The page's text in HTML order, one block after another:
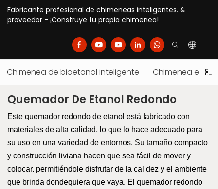
Fabricante profesional de chimeneas inteligentes. &
proveedor - ¡Construye tu propia chimenea!
Chimenea de bioetanol inteligente Chimenea
Quemador De Etanol Redondo
Este quemador redondo de etanol está fabricado con
materiales de alta calidad, lo que lo hace adecuado para
su uso en una variedad de entornos. Su tamaño compacto
y construcción liviana hacen que sea fácil de mover y
colocar, permitiéndole disfrutar de la calidez y el ambiente
que brinda dondequiera que vaya. El quemador redondo